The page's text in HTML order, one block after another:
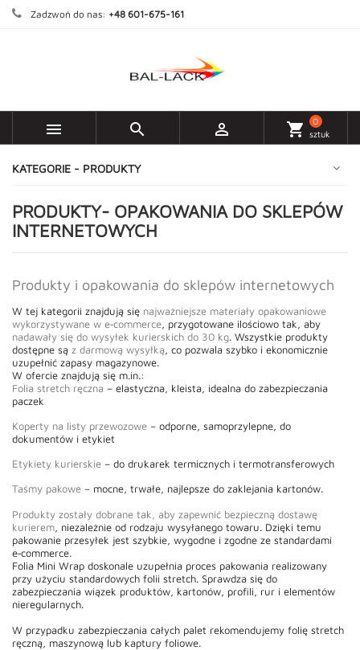
Zadzwoń do nas: +48 601-675-161
   shopping_cart
0
sztuk
KATEGORIE - PRODUKTY
PRODUKTY- OPAKOWANIA DO SKLEPÓW
INTERNETOWYCH
Produkty i opakowania do sklepów internetowych
W tej kategorii znajdują się najważniejsze materiały opakowaniowe
wykorzystywane w e‑commerce
nadawały się do wysyłek kurierskich do 30 kg. Wszystkie produkty
dostępne są z darmową wysyłką , co pozwala szybko i ekonomicznie
uzupełnić zapasy magazynowe.
W ofercie znajdują się m.in.:
Folia stretch ręczna – elastyczna, kleista, idealna do zabezpieczania
paczek
Koperty na listy przewozowe – odporne, samoprzylepne, do
dokumentów i etykiet
Etykiety kurierskie – do drukarek termicznych i termotransferowych
Taśmy pakowe – mocne, trwałe, najlepsze do zaklejania kartonów.
Produkty zostały dobrane tak, aby zapewnić bezpieczną dostawę
kurierem , niezależnie od rodzaju wysyłanego towaru. Dzięki temu
pakowanie przesyłek jest szybkie, wygodne i zgodne ze standardami
e‑commerce.
Folia Mini Wrap doskonale uzupełnia proces pakowania realizowany
przy użyciu standardowych folii stretch. Sprawdza się do
zabezpieczania wiązek produktów, kartonów, profili, rur i elementów
nieregularnych.
W przypadku zabezpieczania całych palet rekomendujemy folię stretch
ręczną, maszynową lub kaptury foliowe.